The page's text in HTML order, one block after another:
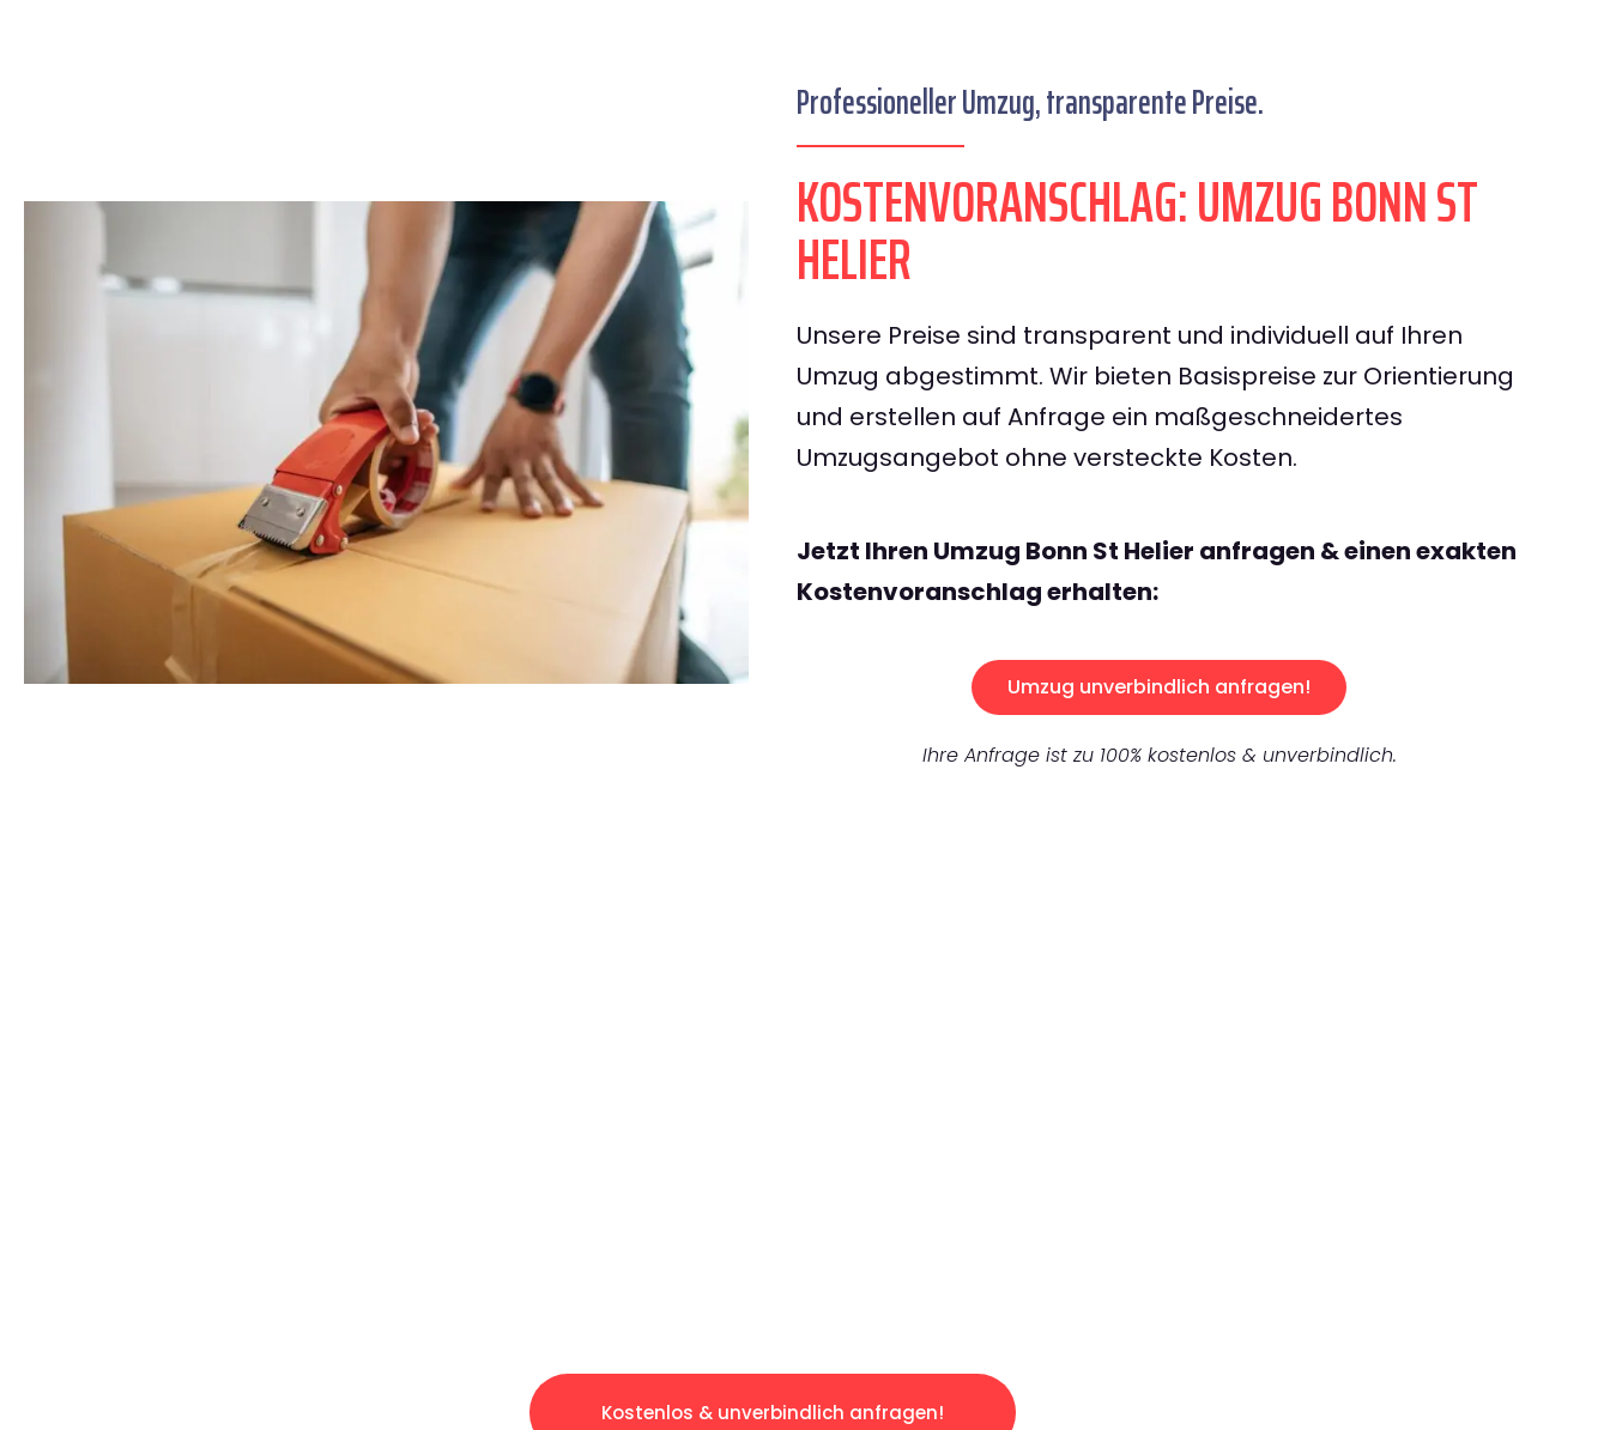
Professioneller Umzug, transparente Preise.
KOSTENVORANSCHLAG: UMZUG BONN ST
HELIER
Unsere Preise sind transparent und individuell auf Ihren
Umzug abgestimmt. Wir bieten Basispreise zur Orientierung
und erstellen auf Anfrage ein maßgeschneidertes
Umzugsangebot ohne versteckte Kosten.
Jetzt Ihren Umzug Bonn St Helier anfragen & einen exakten
Kostenvoranschlag erhalten:
Umzug unverbindlich anfragen!
Ihre Anfrage ist zu 100% kostenlos & unverbindlich.
Kostenlos & unverbindlich anfragen!